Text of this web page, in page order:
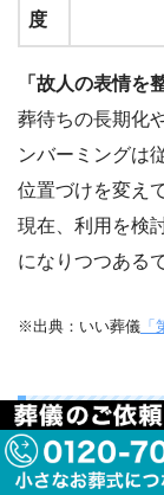
度
「故人の表情を
葬待ちの長期化
ンバーミングは
位置づけを変え
現在、利用を検
になりつつある
※出典：いい葬儀
エンバーミ